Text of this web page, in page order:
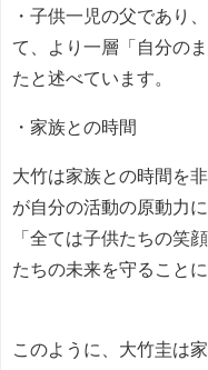
・子供一児の父であり
て、より一層「自分の
たと述べています。
・家族との時間
大竹は家族との時間を
が自分の活動の原動力
「全ては子供たちの笑
たちの未来を守ること
このように、大竹圭は